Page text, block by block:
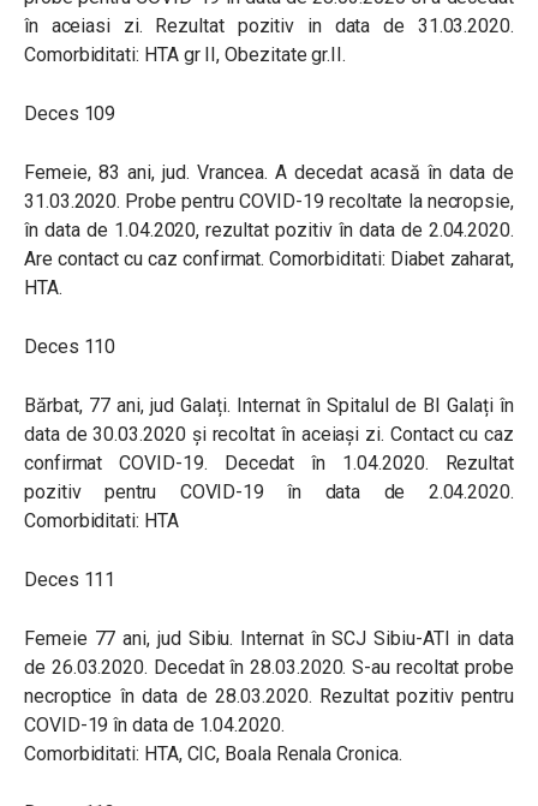
în aceiasi zi. Rezultat pozitiv in data de 31.03.2020.
Comorbiditati: HTA gr II, Obezitate gr.II.
Deces 109
Femeie, 83 ani, jud. Vrancea. A decedat acasă în data de
31.03.2020. Probe pentru COVID-19 recoltate la necropsie,
în data de 1.04.2020, rezultat pozitiv în data de 2.04.2020.
Are contact cu caz confirmat. Comorbiditati: Diabet zaharat,
HTA.
Deces 110
Bărbat, 77 ani, jud Galați. Internat în Spitalul de BI Galați în
data de 30.03.2020 și recoltat în aceiași zi. Contact cu caz
confirmat COVID-19. Decedat în 1.04.2020. Rezultat
pozitiv pentru COVID-19 în data de 2.04.2020.
Comorbiditati: HTA
Deces 111
Femeie 77 ani, jud Sibiu. Internat în SCJ Sibiu-ATI in data
de 26.03.2020. Decedat în 28.03.2020. S-au recoltat probe
necroptice în data de 28.03.2020. Rezultat pozitiv pentru
COVID-19 în data de 1.04.2020.
Comorbiditati: HTA, CIC, Boala Renala Cronica.